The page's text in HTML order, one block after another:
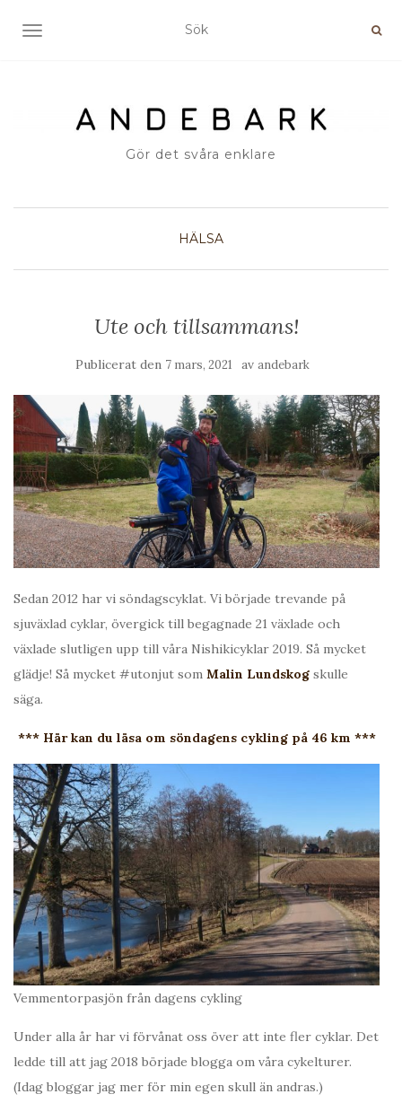
SLÅ PÅ/AV NAVIGERING
Gör det svåra enklare
HÄLSA
Ute och tillsammans!
Publicerat den 7 mars, 2021 av andebark
Sedan 2012 har vi söndagscyklat. Vi började trevande på
sjuväxlad cyklar, övergick till begagnade 21 växlade och
växlade slutligen upp till våra Nishikicyklar 2019. Så mycket
glädje! Så mycket #utonjut som Malin Lundskog skulle
säga.
*** Här kan du läsa om söndagens cykling på 46 km ***
Vemmentorpasjön från dagens cykling
Under alla år har vi förvånat oss över att inte fler cyklar. Det
ledde till att jag 2018 började blogga om våra cykelturer.
(Idag bloggar jag mer för min egen skull än andras.)